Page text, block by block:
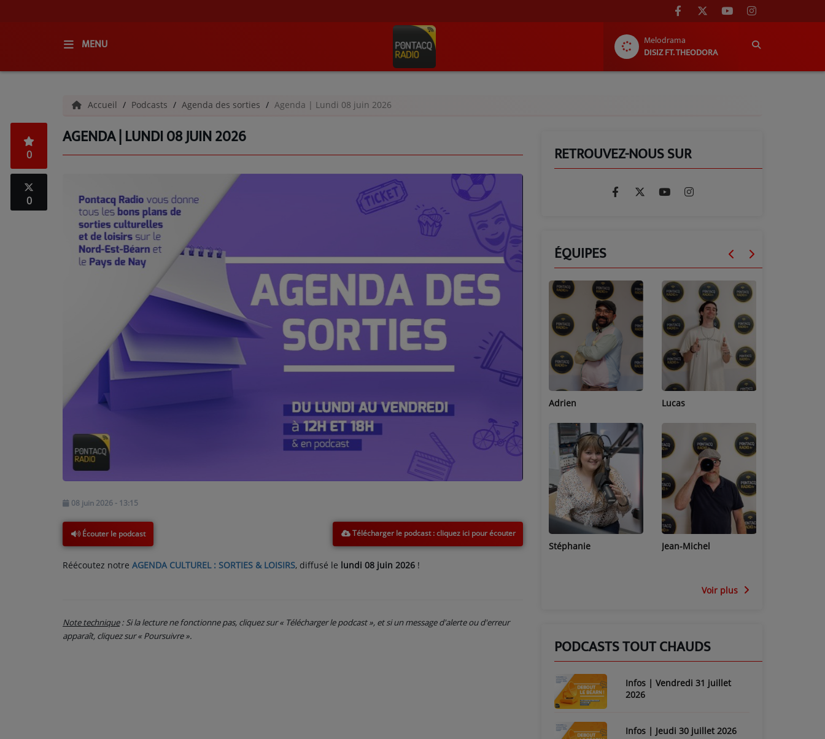
MENU
Melodrama
DISIZ FT. THEODORA
QUI SOMMES-NOUS ?
GRILLE DES PROGRAMMES
C'ÉTAIT QUOI CE TITRE ?
VOS ÉMISSIONS EN IMAGES
ANNONCEURS & ESPACE PRO
VOTRE PUBLICITÉ SUR PONTACQ RADIO
LOCATION DE STUDIOS
ÉDUCATION AUX MÉDIAS ET À
L'INFORMATION
EN QUOI ÇA CONSISTE ?
ÉCOUTEZ LES PRODUCTIONS
RECRUTEMENT
Accueil Podcasts Agenda des sorties Agenda | Lundi 08 juin 2026
AGENDA | LUNDI 08 JUIN 2026
0
0
08 juin 2026 - 13:15
Écouter le podcast Télécharger le podcast
Réécoutez notre AGENDA CULTUREL : SORTIES & LOISIRS, diffusé le lundi 08 juin 2026 !
Note technique: Si la lecture ne fonctionne pas, cliquez sur « Télécharger le podcast », et si un message d'alerte ou d'erreur
apparaît, cliquez sur « Poursuivre ».
RETROUVEZ-NOUS SUR
ÉQUIPES
Marion
Émilie
Adrien
Stéphanie
Lucas
Jean-Michel
Voir plus
PODCASTS TOUT CHAUDS
Infos | Vendredi 31 juillet
2026
Infos | Jeudi 30 juillet 2026